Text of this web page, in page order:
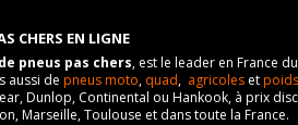
CHERS EN LIGNE
pneus pas chers, est le leader en France
aussi de pneus moto, quad, agricoles et
Dunlop, Continental ou Hankook, à prix
Marseille, Toulouse et dans toute la France.